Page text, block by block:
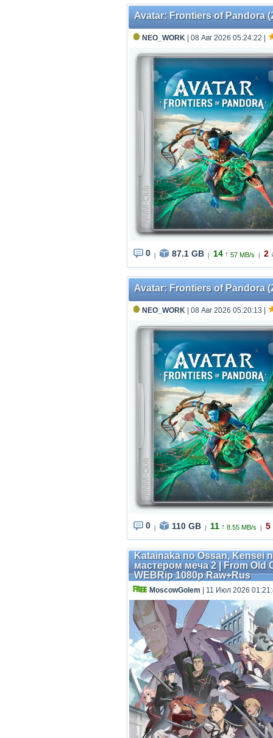
Avatar: Frontiers of Pandora
NEO_WORK | 08 Авг 2026 05:24:22
0 87.1 GB 14 ↑ 57 MB/s 2
Avatar: Frontiers of Pandora
NEO_WORK | 08 Авг 2026 05:20:13
0 110 GB 11 ↑ 8.55 MB/s 5
Katainaka no Ossan, Kensei
мастером меча 2 | From Old
WEBRip 1080p Raw+Rus
MoscowGolem | 11 Июл 2026